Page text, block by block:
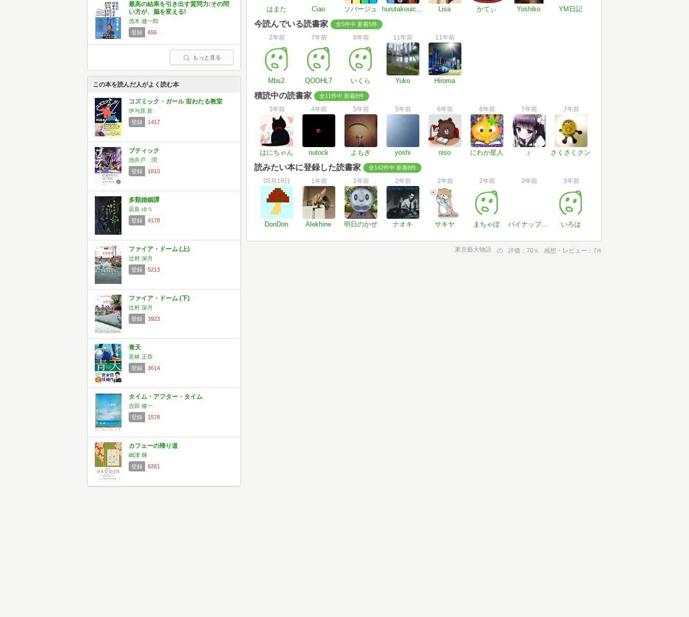
最高の結果を引き出す質問力:その問
い方が、脳を変える!
茂木 健一郎
登録
656
もっと見る
この本を読んだ人がよく読む本
コズミック・ガール 宙わたる教室
伊与原 新
登録
1417
ブティック
池井戸 潤
登録
1810
多類婚姻譚
凪良 ゆう
登録
4178
ファイア・ドーム (上)
辻村 深月
登録
5213
ファイア・ドーム (下)
辻村 深月
登録
3923
青天
若林 正恭
登録
3614
タイム・アフター・タイム
吉田 修一
登録
1578
カフェーの帰り道
嶋津 輝
登録
6261
はまた Ciao ソバージュ hurutakouichi_gallerys Lisa かてぃ Yoshiko YM日記
今読んでいる読書家 全5件中 新着5件
2年前
Mbs2
7年前
QOOHL7
8年前
いくら
11年前
Yuko
11年前
Hiroma
積読中の読書家 全11件中 新着8件
3年前
はにちゃん
4年前
riutock
5年前
よもぎ
5年前
yoshi
6年前
niso
6年前
にわか星人
7年前
♪
7年前
さくさくクン
読みたい本に登録した読書家 全142件中 新着8件
05月19日
DonDon
1年前
Alekhine
2年前
明日のかぜ
2年前
ナオキ
2年前
サキヤ
2年前
まちゃぽ
3年前
パイナップルレモン
3年前
いろは
東京藝大物語 の 評価 70 ％ 感想・レビュー 7件